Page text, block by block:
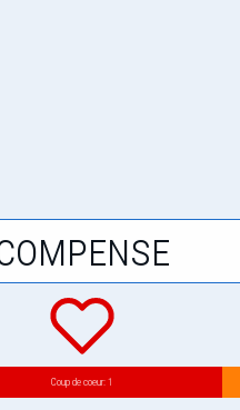
Coup de coeur: 1